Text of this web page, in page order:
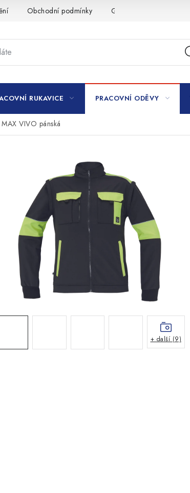
Obchodní podmínky GDPR
RUKAVICE PRACOVNÍ ODĚVY
VIVO pánská
+ další (9)